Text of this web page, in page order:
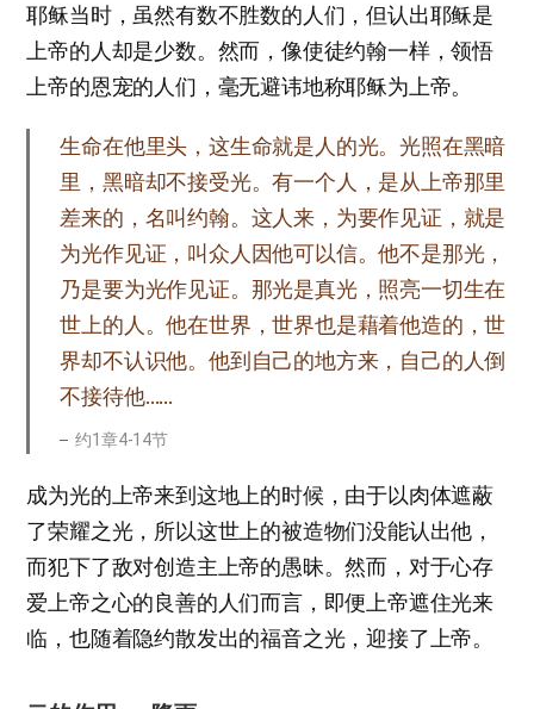
耶稣当时，虽然有数不胜数的人们，但认出耶稣是
上帝的人却是少数。然而，像使徒约翰一样，领悟
上帝的恩宠的人们，毫无避讳地称耶稣为上帝。
生命在他里头，这生命就是人的光。光照在黑暗
里，黑暗却不接受光。有一个人，是从上帝那里
差来的，名叫约翰。这人来，为要作见证，就是
为光作见证，叫众人因他可以信。他不是那光，
乃是要为光作见证。那光是真光，照亮一切生在
世上的人。他在世界，世界也是藉着他造的，世
界却不认识他。他到自己的地方来，自己的人倒
不接待他……
约1章4-14节
成为光的上帝来到这地上的时候，由于以肉体遮蔽
了荣耀之光，所以这世上的被造物们没能认出他，
而犯下了敌对创造主上帝的愚昧。然而，对于心存
爱上帝之心的良善的人们而言，即便上帝遮住光来
临，也随着隐约散发出的福音之光，迎接了上帝。